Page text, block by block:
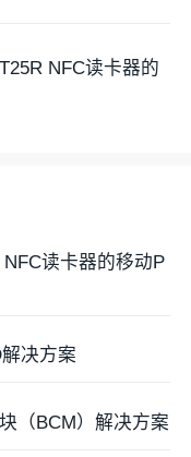
NFC读卡器的
读卡器的移动P
决方案
（BCM）解决方案